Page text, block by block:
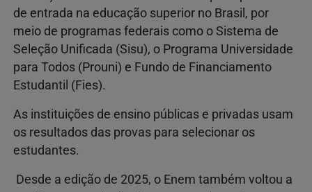
de entrada na educação superior no Brasil, por
meio de programas federais como o Sistema de
Seleção Unificada (Sisu), o Programa Universidade
para Todos (Prouni) e Fundo de Financiamento
Estudantil (Fies).
As instituições de ensino públicas e privadas usam
os resultados das provas para selecionar os
estudantes.
Desde a edição de 2025, o Enem também voltou a